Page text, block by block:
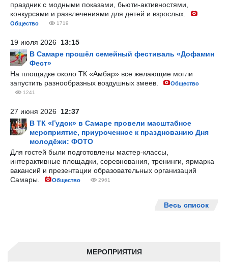
МЕРОПРИЯТИЯ
праздник с модными показами, бьюти-активностями,
конкурсами и развлечениями для детей и взрослых.
Общество 1719
19 июля 2026 13:15
В Самаре прошёл семейный фестиваль «Дофамин
Фест»
На площадке около ТК «Амбар» все желающие могли
запустить разнообразных воздушных змеев.
Общество
1241
27 июня 2026 12:37
В ТК «Гудок» в Самаре провели масштабное
мероприятие, приуроченное к празднованию Дня
молодёжи: ФОТО
Для гостей были подготовлены мастер-классы,
интерактивные площадки, соревнования, тренинги, ярмарка
вакансий и презентации образовательных организаций
Самары.
Общество 2961
Весь список